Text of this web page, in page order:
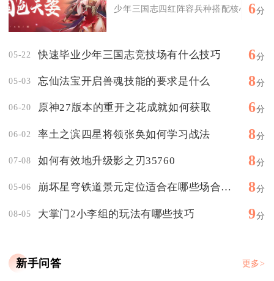
少年三国志四红阵容兵种搭配核心为双
6分
05-22 快速毕业少年三国志竞技场有什么技巧 6分
05-03 忘仙法宝开启兽魂技能的要求是什么 8分
06-20 原神27版本的重开之花成就如何获取 6分
06-02 率土之滨四星将领张奂如何学习战法 8分
07-08 如何有效地升级影之刃35760 8分
05-06 崩坏星穹铁道景元定位适合在哪些场合使用 8分
08-05 大掌门2小李组的玩法有哪些技巧 9分
新手问答 更多>